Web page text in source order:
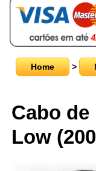
Home >
Cabo
Low